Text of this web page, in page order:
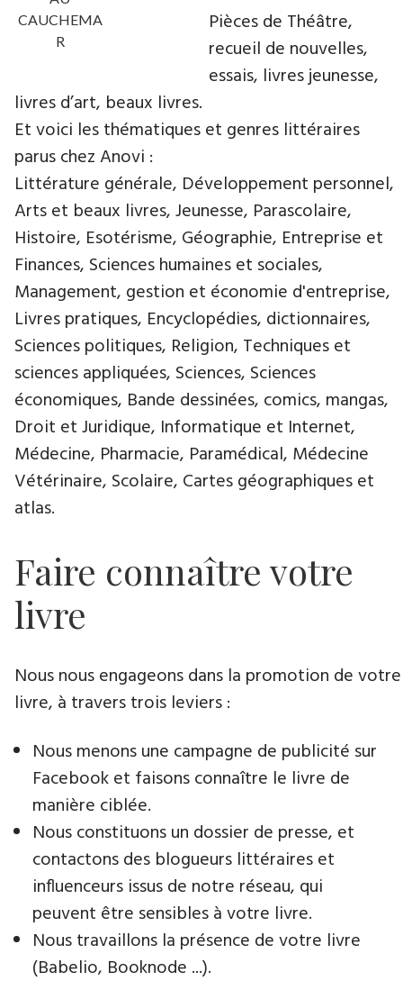
CAUCHEMA
R
Pièces de Théâtre,
recueil de nouvelles,
essais, livres jeunesse,
livres d’art, beaux livres.
Et voici les thématiques et genres littéraires
parus chez Anovi :
Littérature générale, Développement personnel,
Arts et beaux livres, Jeunesse, Parascolaire,
Histoire, Esotérisme, Géographie, Entreprise et
Finances, Sciences humaines et sociales,
Management, gestion et économie d'entreprise,
Livres pratiques, Encyclopédies, dictionnaires,
Sciences politiques, Religion, Techniques et
sciences appliquées, Sciences, Sciences
économiques, Bande dessinées, comics, mangas,
Droit et Juridique, Informatique et Internet,
Médecine, Pharmacie, Paramédical, Médecine
Vétérinaire, Scolaire, Cartes géographiques et
atlas.
Faire connaître votre
livre
Nous nous engageons dans la promotion de votre
livre​, à travers trois leviers :
Nous menons une campagne de publicité sur
Facebook et faisons connaître le livre de
manière ciblée.
Nous constituons un dossier de presse, et
contactons des blogueurs littéraires et
influenceurs issus de notre réseau, qui
peuvent être sensibles à votre livre.
Nous travaillons la présence de votre livre
(Babelio, Booknode ...).